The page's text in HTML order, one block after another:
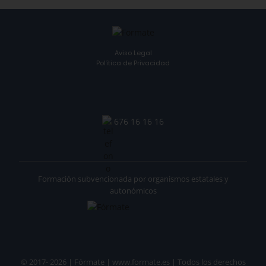
Aviso Legal
Política de Privacidad
676 16 16 16
© 2017- 2026 | Fórmate | www.formate.es | Todos los derechos
Formación subvencionada por organismos estatales y
autonómicos